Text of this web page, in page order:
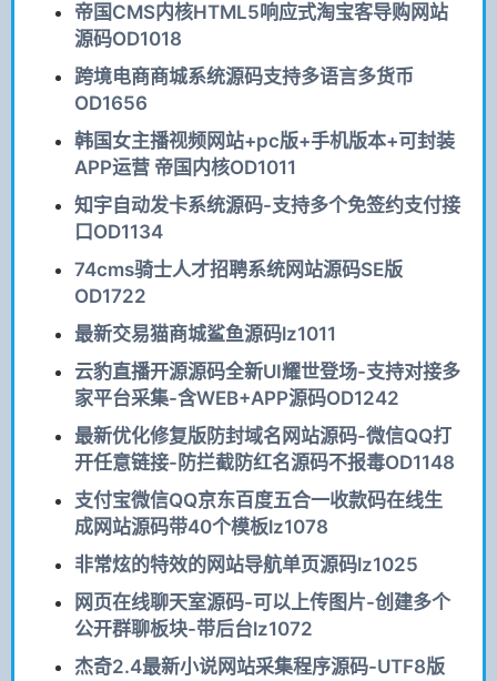
帝国CMS内核HTML5响应式淘宝客导购网站
源码OD1018
跨境电商商城系统源码支持多语言多货币
OD1656
韩国女主播视频网站+pc版+手机版本+可封装
APP运营 帝国内核OD1011
知宇自动发卡系统源码-支持多个免签约支付接
口OD1134
74cms骑士人才招聘系统网站源码SE版
OD1722
最新交易猫商城鲨鱼源码lz1011
云豹直播开源源码全新UI耀世登场-支持对接多
家平台采集-含WEB+APP源码OD1242
最新优化修复版防封域名网站源码-微信QQ打
开任意链接-防拦截防红名源码不报毒OD1148
支付宝微信QQ京东百度五合一收款码在线生
成网站源码带40个模板lz1078
非常炫的特效的网站导航单页源码lz1025
网页在线聊天室源码-可以上传图片-创建多个
公开群聊板块-带后台lz1072
杰奇2.4最新小说网站采集程序源码-UTF8版